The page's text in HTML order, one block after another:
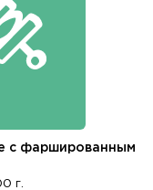
с фаршированным
г.